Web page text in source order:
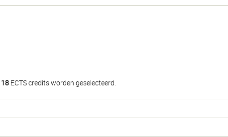
18 ECTS credits worden geselecteerd.